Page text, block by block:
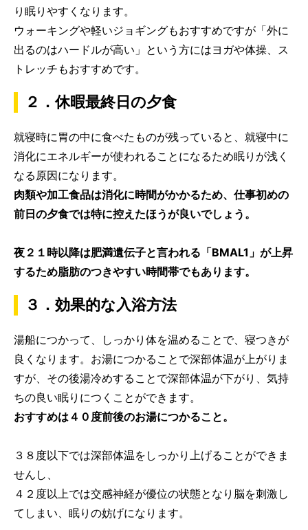
り眠りやすくなります。
ウォーキングや軽いジョギングもおすすめですが「外に
出るのはハードルが高い」という方にはヨガや体操、ス
トレッチもおすすめです。
２．休暇最終日の夕食
就寝時に胃の中に食べたものが残っていると、就寝中に
消化にエネルギーが使われることになるため眠りが浅く
なる原因になります。
肉類や加工食品は消化に時間がかかるため、仕事初めの
前日の夕食では特に控えたほうが良いでしょう。
夜２１時以降は肥満遺伝子と言われる「BMAL1」が上昇
するため脂肪のつきやすい時間帯でもあります。
３．効果的な入浴方法
湯船につかって、しっかり体を温めることで、寝つきが
良くなります。お湯につかることで深部体温が上がりま
すが、その後湯冷めすることで深部体温が下がり、気持
ちの良い眠りにつくことができます。
おすすめは４０度前後のお湯につかること。
３８度以下では深部体温をしっかり上げることができま
せんし、
４２度以上では交感神経が優位の状態となり脳を刺激し
てしまい、眠りの妨げになります。